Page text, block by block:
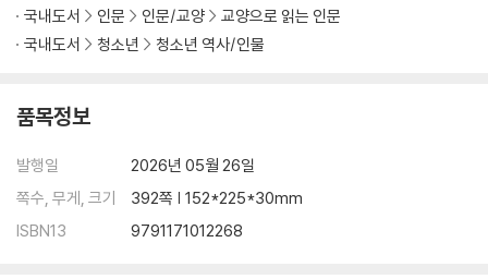
러시아, 정치 체제에 따라 바뀐 지명
스탈린그라드 부활?
5장. 대항해 시대가 ‘세계’를 발견했다
상아 해안과 노예 해안
폭풍의 곶이 희망봉으로
‘아메리카’라고 이름 짓게 된 비화
국내도서
인문 인문/교양
교양으로 읽는 인문
국내도서
청소년 청소년 역사/인물
품목정보
발행일
2026년 05월 26일
쪽수, 무게, 크기
392쪽 | 152*225*30mm
ISBN13
9791171012268